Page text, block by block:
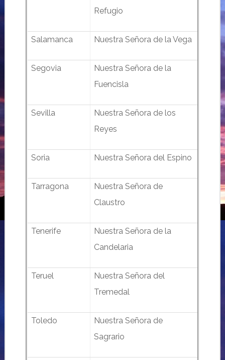
Refugio
Salamanca Nuestra Señora de la Vega
Segovia
Nuestra Señora de la
Fuencisla
Sevilla
Nuestra Señora de los
Reyes
Soria Nuestra Señora del Espino
Tarragona
Nuestra Señora de
Claustro
Tenerife
Nuestra Señora de la
Candelaria
Teruel
Nuestra Señora del
Tremedal
Toledo
Nuestra Señora de
Sagrario